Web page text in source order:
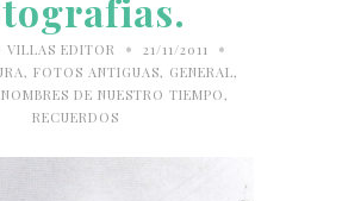
VILLAS EDITOR • 21/11/2011 •
, FOTOS ANTIGUAS, GENERAL,
NOMBRES DE NUESTRO TIEMPO ,
RECUERDOS